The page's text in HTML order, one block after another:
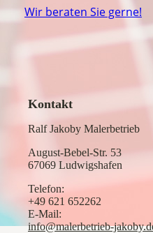
Wir beraten Sie gerne!
Kontakt
Ralf Jakoby Malerbetrieb
August-Bebel-Str. 53
67069 Ludwigshafen
Telefon:
+49 621 652262
E-Mail:
info@malerbetrieb-